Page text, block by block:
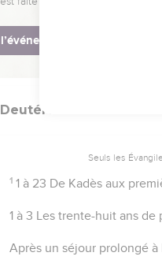
Deutéronome
Seuls les
1 1 à 23 De Kadès aux
1 à 3 Les trente-huit ans de
Après un séjour prolongé